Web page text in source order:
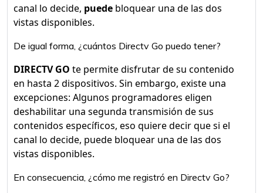
canal lo decide, puede bloquear una de las dos
vistas disponibles.
De igual forma, ¿cuántos Directv Go puedo tener?
DIRECTV GO te permite disfrutar de su contenido
en hasta 2 dispositivos. Sin embargo, existe una
excepciones: Algunos programadores eligen
deshabilitar una segunda transmisión de sus
contenidos específicos, eso quiere decir que si el
canal lo decide, puede bloquear una de las dos
vistas disponibles.
En consecuencia, ¿cómo me registró en Directv Go?